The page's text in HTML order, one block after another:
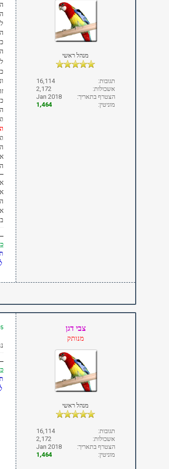
מנהל ראשי
תגובות:
16,114
אשכולות:
2,172
הצטרף בתאריך:
Jan 2018
מוניטין:
1,464
צבי דגן
מנותק
מנהל ראשי
תגובות:
16,114
אשכולות:
2,172
הצטרף בתאריך:
Jan 2018
מוניטין:
1,464